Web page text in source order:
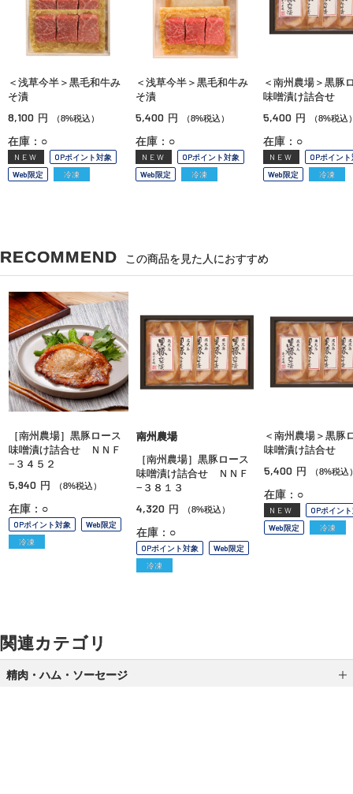
＜浅草今半＞黒毛和牛み
そ漬
8,100 円 （8%税込）
在庫：○
NEW
OPポイント対象
Web限定
冷凍
＜浅草今半＞黒毛和牛み
そ漬
5,400 円 （8%税込）
在庫：○
NEW
OPポイント対象
Web限定
冷凍
＜南州農場＞黒豚
味噌漬け詰合せ
5,400 円 （8%税込
在庫：○
NEW
OPポイン
Web限定
冷凍
RECOMMEND この商品を見た人におすすめ
［南州農場］黒豚ロース
味噌漬け詰合せ ＮＮＦ
−３４５２
5,940 円 （8%税込）
在庫：○
OPポイント対象
Web限定
冷凍
南州農場
［南州農場］黒豚ロース
味噌漬け詰合せ ＮＮＦ
−３８１３
4,320 円 （8%税込）
在庫：○
OPポイント対象
Web限定
冷凍
＜南州農場＞黒豚
味噌漬け詰合せ
5,400 円 （8%税込
在庫：○
NEW
OPポイン
Web限定
冷凍
関連カテゴリ
精肉・ハム・ソーセージ